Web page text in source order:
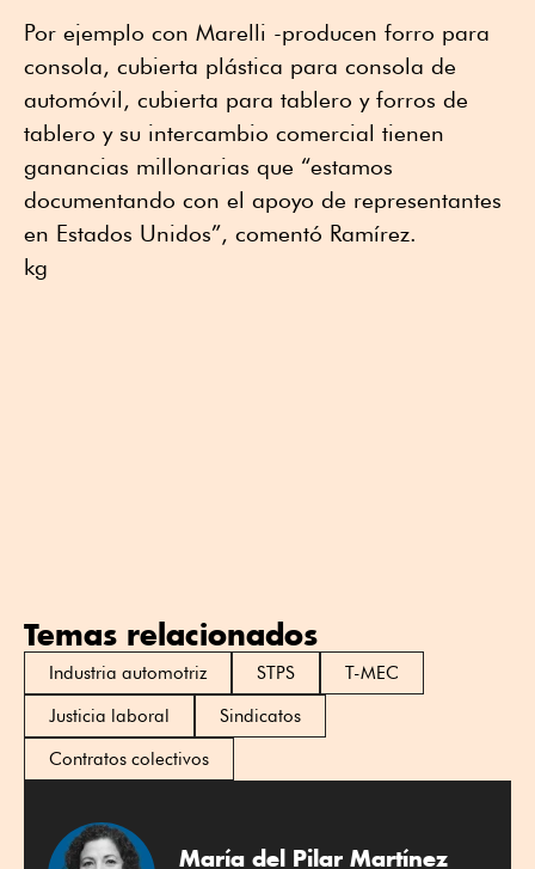
Por ejemplo con Marelli -producen forro para
consola, cubierta plástica para consola de
automóvil, cubierta para tablero y forros de
tablero y su intercambio comercial tienen
ganancias millonarias que “estamos
documentando con el apoyo de representantes
en Estados Unidos”, comentó Ramírez.
kg
Temas relacionados
Industria automotriz STPS
T-MEC
Justicia laboral
Sindicatos
Contratos colectivos
María del Pilar Martínez